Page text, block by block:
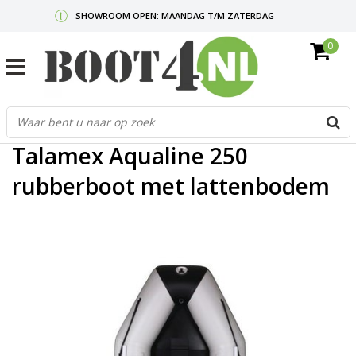
SHOWROOM OPEN: MAANDAG T/M ZATERDAG
GRATIS VERZENDING V.A. €50,-
MAIL ONSOF BEL: 0712340567
0
Home/Talamex Aqualine 250 rubberboot met lattenbodem
Talamex Aqualine 250
rubberboot met lattenbodem